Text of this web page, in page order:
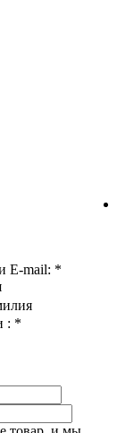
E-mail: *
: *